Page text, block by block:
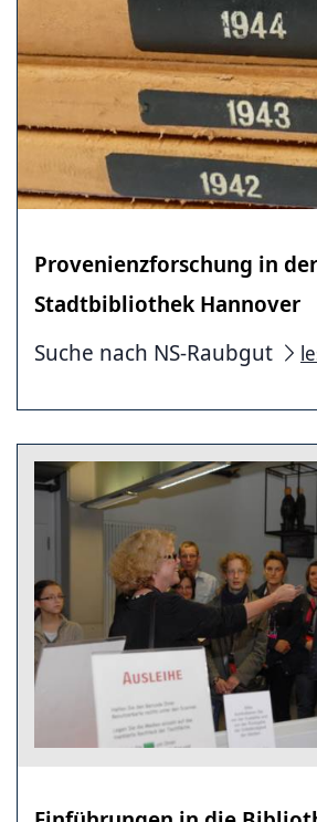
Provenienzforschung in der
Stadtbibliothek Hannover
Suche nach NS-Raubgut